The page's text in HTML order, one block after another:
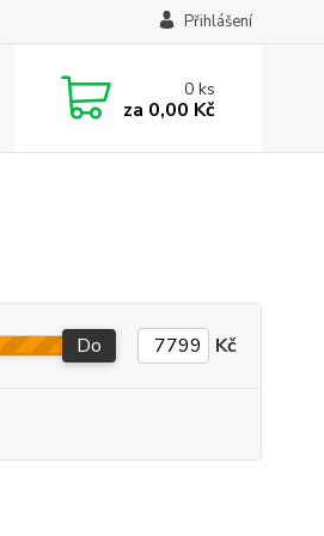
Přihlášení
0ks
za 0,00 Kč
Do Kč